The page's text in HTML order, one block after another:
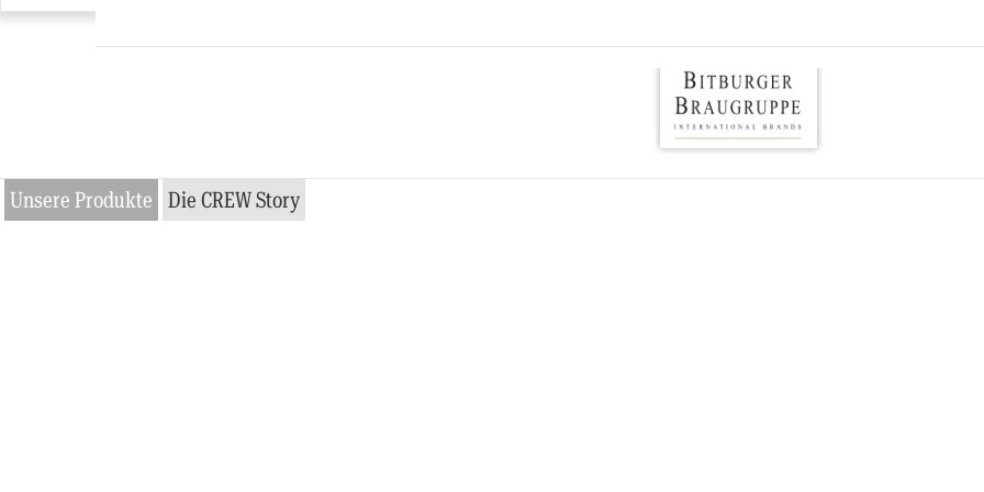
Unsere Produkte Die CREW Story